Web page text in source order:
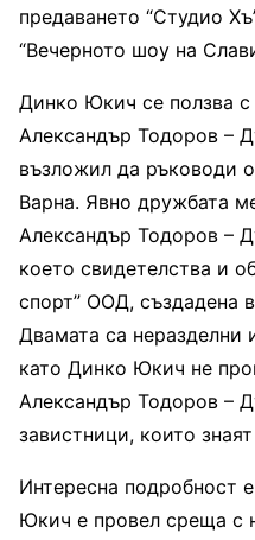
предаването “Студио
“Вечерното шоу на
Динко Юкич се ползва с
Александър Тодоров –
възложил да ръководи
Варна. Явно дружбата
Александър Тодоров –
което свидетелства и
спорт” ООД, създадена
Двамата са неразделни
като Динко Юкич не
Александър Тодоров –
завистници, които
Интересна подробност
Юкич е провел среща с